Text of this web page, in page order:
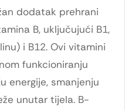
dodatak prehrani
B, uključujući B1,
i B12. Ovi vitamini
funkcioniranju
energije, smanjenju
unutar tijela. B-